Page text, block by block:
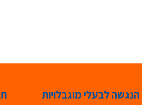
לבעלי מוגבלויות